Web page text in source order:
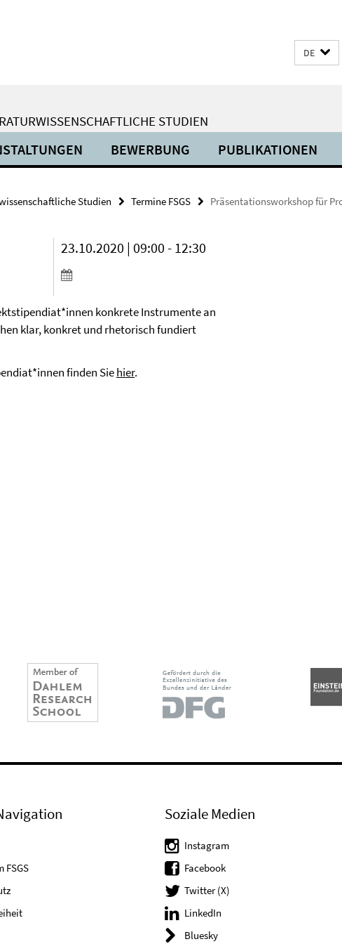
DE
STUDIEN
BEWERBUNG PUBLIKATIONEN
Studien Termine FSGS Präsentationsworkshop für
23.10.2020 | 09:00 - 12:30
konkrete Instrumente an
klar, konkret und rhetorisch fundiert
finden Siehier.
FSGS
Soziale Medien
Instagram
Facebook
Twitter (X)
LinkedIn
Bluesky